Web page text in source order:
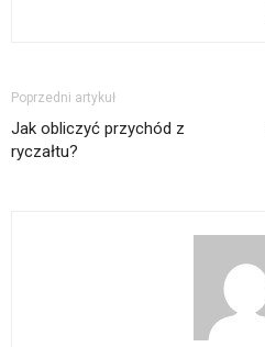
Poprzedni artykuł
Jak obliczyć przychód z
ryczałtu?